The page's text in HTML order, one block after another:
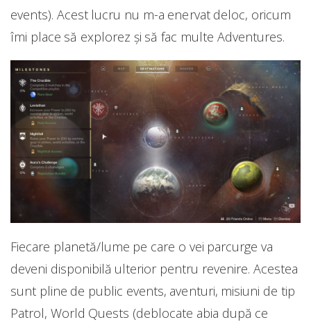
events). Acest lucru nu m-a enervat deloc, oricum
îmi place să explorez și să fac multe Adventures.
Fiecare planetă/lume pe care o vei parcurge va
deveni disponibilă ulterior pentru revenire. Acestea
sunt pline de public events, aventuri, misiuni de tip
Patrol, World Quests (deblocate abia după ce